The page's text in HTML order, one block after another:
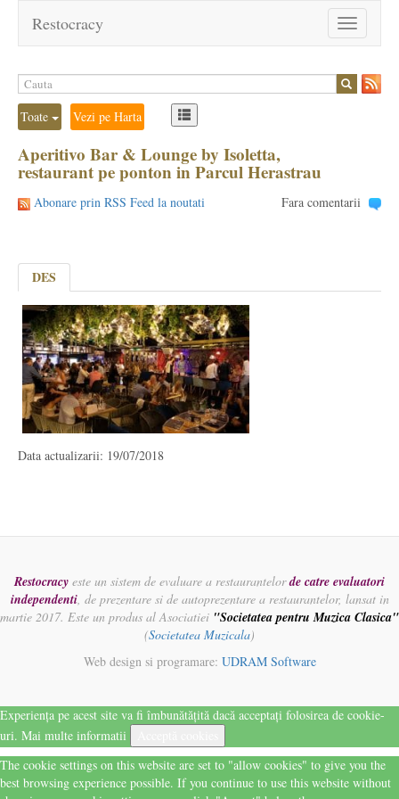
Toggle
navigation
Restocracy
Toate Vezi pe Harta
Aperitivo Bar & Lounge by Isoletta,
restaurant pe ponton in Parcul Herastrau
Abonare prin RSS Feed la noutati Fara comentarii
DES
Data actualizarii: 19/07/2018
Restocracy este un sistem de evaluare a restaurantelorde catre evaluatori
independenti, de prezentare si de autoprezentare a restaurantelor, lansat in
martie 2017. Este un produs al Asociatiei "Societatea pentru Muzica Clasica"
(Societatea Muzicala)
Web design si programare: UDRAM Software
Experiența pe acest site va fi îmbunătățită dacă acceptați folosirea de cookie-
uri. Mai multe informatii
The cookie settings on this website are set to "allow cookies" to give you the
best browsing experience possible. If you continue to use this website without